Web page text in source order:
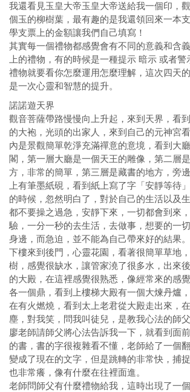
我還看見玉皇大帝玉皇大帝送給我一個印，
個玉的柳樹葉，最有趣的是我還領回來一本
學支票上的金額讓我們自己填寫！
其實每一個禮物都感覺會有不同的意義和含
上的禮物，有的時候是一種提示 暗示 或者
禮物就要看你怎麼運用怎麼理解，這次四天
是一次心靈和智慧的提升。
諾諾遊天界
觀音菩薩帶路慢慢向上升起，來到天界，看
的大袍，光頭的出家人，來到自己的元神宮
內是景觀簡單乾淨充滿禪意的意境，看到大
閣，第一層大廳是一個天王的雕像，第二層
方，非常的簡單，第三層是藏書的地方，旁
上有筆墨紙硯，看到紙上寫了字「安靜等待
的時候，忽然明白了，對於自己的生活以及
都不要操之過急，安靜下來，一切都會到來
驗，一分一秒的去生活，去做事，想要的一
身邊，而急迫，並不能為自己帶來好的結果。
下樓來到後門，心靈花園，看著很簡單草地
樹，感覺很缺水，讓管家澆了很多水，出來
的大殿，在這裡感覺很熟悉，像經常來的感
各一個鼎，看到上樓梯大殿有一個大煉丹爐
在有火燃燒，看到太上老君從大殿走出來，
塵，對我笑，問我叫徒兒，是教我心法的師父
廖老師請師父將心法告訴我一下，就看到面
的書，書的字很複雜看不懂，老師給了一個
變成了現在的文字，但是跳轉的非常快，捕
也非常癢，像有什麼在往裡面進。
老師問師父有什麼禮物給我，這時出現了一